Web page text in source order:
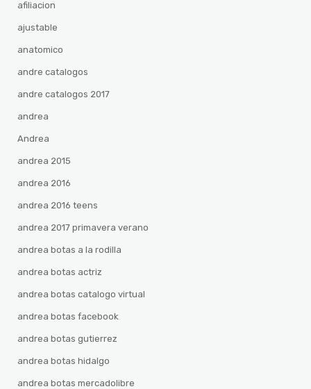
afiliacion
ajustable
anatomico
andre catalogos
andre catalogos 2017
andrea
Andrea
andrea 2015
andrea 2016
andrea 2016 teens
andrea 2017 primavera verano
andrea botas a la rodilla
andrea botas actriz
andrea botas catalogo virtual
andrea botas facebook
andrea botas gutierrez
andrea botas hidalgo
andrea botas mercadolibre